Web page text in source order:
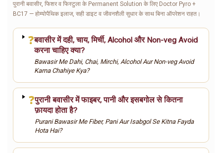
पुरानी बवासीर, फिशर व फिस्टुला के Permanent Solution के लिए Doctor Pyro +
BC17 — होम्योपैथिक इलाज, सही डाइट व जीवनशैली सुधार के साथ बिना ऑपरेशन राहत।
❓बवासीर में दही, चाय, मिर्ची, Alcohol और Non-veg Avoid
करना चाहिए क्या?
Bawasir Me Dahi, Chai, Mirchi, Alcohol Aur Non-veg Avoid
Karna Chahiye Kya?
❓पुरानी बवासीर में फाइबर, पानी और इसबगोल से कितना
फ़ायदा होता है?
Purani Bawasir Me Fiber, Pani Aur Isabgol Se Kitna Fayda
Hota Hai?